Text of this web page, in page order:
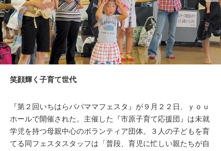
笑顔輝く子育て世代
『第２回いちはらパパママフェスタ』が９月２２日、ｙｏｕ
ホールで開催された。主催した『市原子育て応援団』は未就
学児を持つ母親中心のボランティア団体。３人の子どもを育
てる同フェスタスタッフは「普段、育児に忙しい親たちが自